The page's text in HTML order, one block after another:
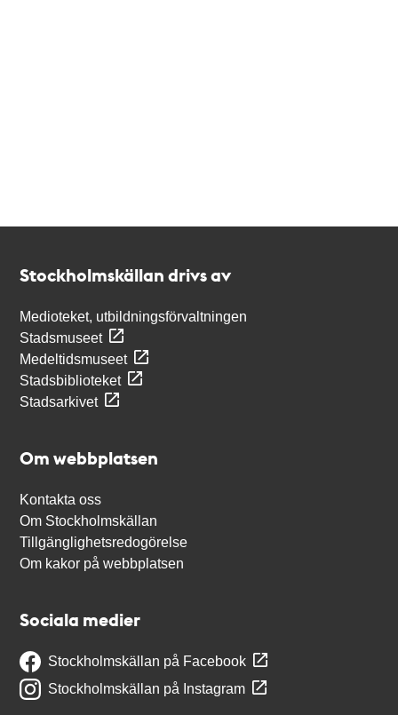
Stockholmskällan drivs av
Medioteket, utbildningsförvaltningen
Stadsmuseet
Medeltidsmuseet
Stadsbiblioteket
Stadsarkivet
Om webbplatsen
Kontakta oss
Om Stockholmskällan
Tillgänglighetsredogörelse
Om kakor på webbplatsen
Sociala medier
Stockholmskällan på Facebook
Stockholmskällan på Instagram